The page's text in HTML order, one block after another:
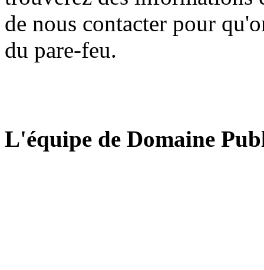
de nous contacter pour
du pare-feu.
L'équipe de Domaine